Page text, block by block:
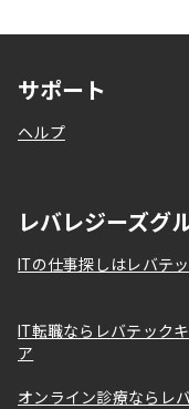
サポート
ヘルプ
レバレジーズグ
ITの仕事探しはレバテ
IT転職ならレバテック
ア
オンライン診療ならレ